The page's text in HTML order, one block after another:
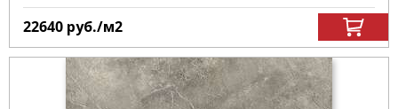
22640 руб./м2